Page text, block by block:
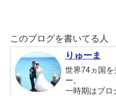
このブログを書いてる人
りゅーま
世界74ヵ国
ー。
一時期はブロ